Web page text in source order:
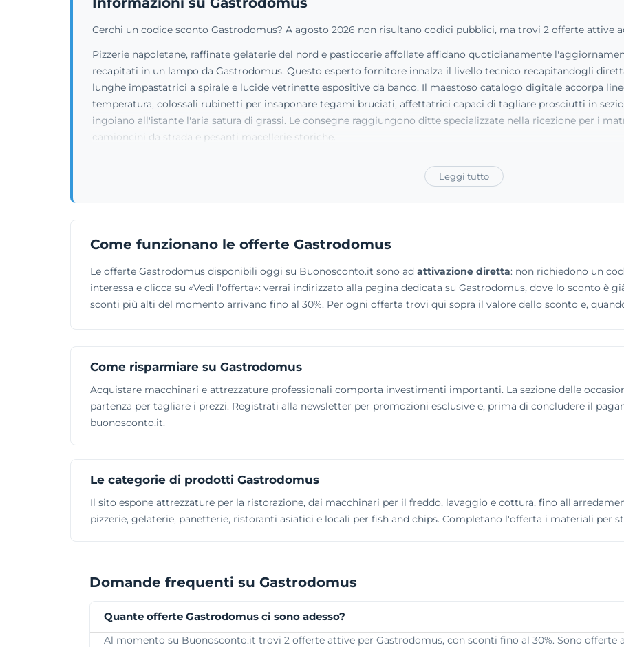
Cerchi un codice sconto Gastrodomus? A agosto 2026 non risultano codici pubblici, ma trovi 2 offerte attive
Pizzerie napoletane, raffinate gelaterie del nord e pasticcerie affollate affidano quotidianamente
recapitati in un lampo da Gastrodomus. Questo esperto fornitore innalza il livello tecnico recapitandogli
lunghe impastatrici a spirale e lucide vetrinette espositive da banco. Il maestoso catalogo digitale accorpa
temperatura, colossali rubinetti per insaponare tegami bruciati, affettatrici capaci di tagliare prosciutti in
ingoiano all'istante l'aria satura di grassi. Le consegne raggiungono ditte specializzate nella ricezione per i
camioncini da strada e pesanti macellerie storiche.
Leggi tutto
Come funzionano le offerte Gastrodomus
Le offerte Gastrodomus disponibili oggi su Buonosconto.it sono ad attivazione diretta: non richiedono un
interessa e clicca su «Vedi l'offerta»: verrai indirizzato alla pagina dedicata su Gastrodomus, dove lo sconto è
sconti più alti del momento arrivano fino al 30%. Per ogni offerta trovi qui sopra il valore dello sconto e,
Come risparmiare su Gastrodomus
Acquistare macchinari e attrezzature professionali comporta investimenti importanti. La sezione delle
partenza per tagliare i prezzi. Registrati alla newsletter per promozioni esclusive e, prima di concludere il
buonosconto.it.
Le categorie di prodotti Gastrodomus
Il sito espone attrezzature per la ristorazione, dai macchinari per il freddo, lavaggio e cottura, fino
pizzerie, gelaterie, panetterie, ristoranti asiatici e locali per fish and chips. Completano l'offerta i materiali per
Domande frequenti su Gastrodomus
Quante offerte Gastrodomus ci sono adesso?
Al momento su Buonosconto.it trovi 2 offerte attive per Gastrodomus, con sconti fino al 30%. Sono offerte